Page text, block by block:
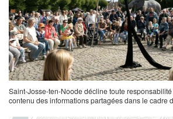
Saint-Josse-ten-Noode décline toute
contenu des informations partagées dans le cadre